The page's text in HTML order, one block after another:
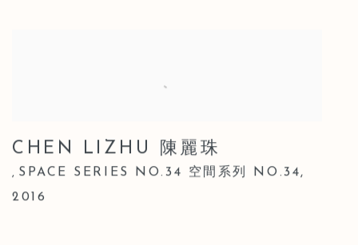
CHEN LIZHU 陳麗珠
, SPACE SERIES NO.34 空間系列 NO.34,
2016